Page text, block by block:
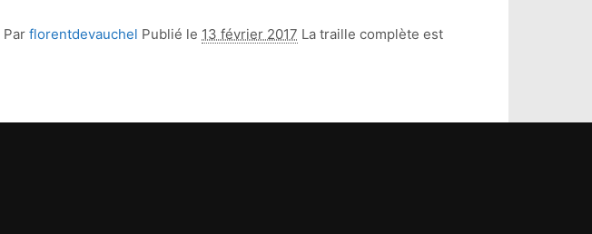
Par florentdevauchel Publié le 13 février 2017 La traille complète est